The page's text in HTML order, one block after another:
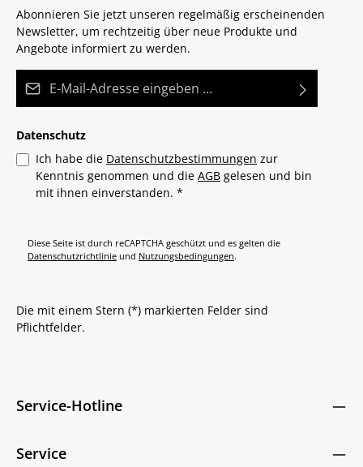
Abonnieren Sie jetzt unseren regelmäßig erscheinenden
Newsletter, um rechtzeitig über neue Produkte und
Angebote informiert zu werden.
Datenschutz
Ich habe die Datenschutzbestimmungen zur
Kenntnis genommen und die AGB gelesen und bin
mit ihnen einverstanden. *
Diese Seite ist durch reCAPTCHA geschützt und es gelten die
Datenschutzrichtlinie und Nutzungsbedingungen.
Die mit einem Stern (*) markierten Felder sind
Pflichtfelder.
Service-Hotline
Service